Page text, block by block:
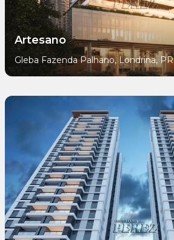
Artesano
Gleba Fazenda Palhano, Londrina, PR